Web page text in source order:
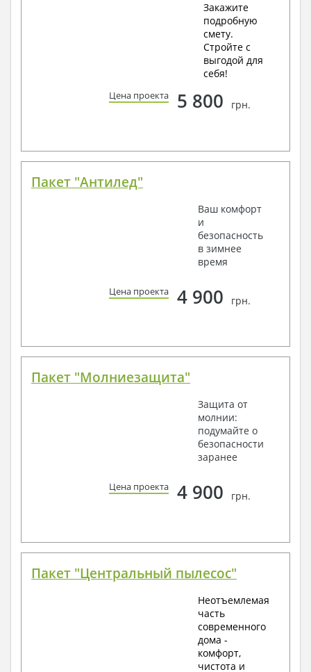
Закажите
подробную
смету.
Стройте с
выгодой для
себя!
Цена проекта 5 800 грн.
Пакет "Антилед"
Ваш комфорт
и
безопасность
в зимнее
время
Цена проекта 4 900 грн.
Пакет "Молниезащита"
Защита от
молнии:
подумайте о
безопасности
заранее
Цена проекта 4 900 грн.
Пакет "Центральный пылесос"
Неотъемлемая
часть
современного
дома -
комфорт,
чистота и